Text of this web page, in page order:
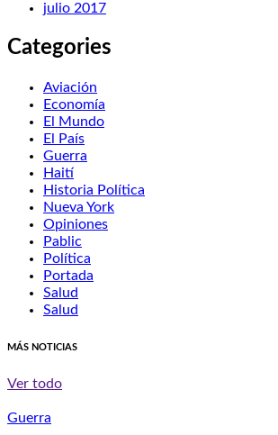
julio 2017
Categories
Aviación
Economía
El Mundo
El País
Guerra
Haití
Historia Política
Nueva York
Opiniones
Pablic
Política
Portada
Salud
Salud
MÁS NOTICIAS
Ver todo
Guerra